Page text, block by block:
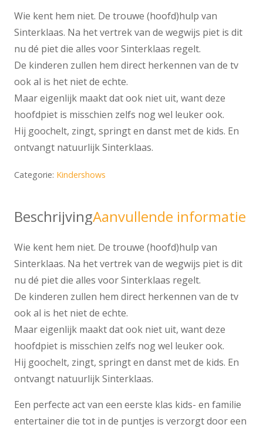
Wie kent hem niet. De trouwe (hoofd)hulp van
Sinterklaas. Na het vertrek van de wegwijs piet is dit
nu dé piet die alles voor Sinterklaas regelt.
De kinderen zullen hem direct herkennen van de tv
ook al is het niet de echte.
Maar eigenlijk maakt dat ook niet uit, want deze
hoofdpiet is misschien zelfs nog wel leuker ook.
Hij goochelt, zingt, springt en danst met de kids. En
ontvangt natuurlijk Sinterklaas.
Categorie: Kindershows
BeschrijvingAanvullende informatie
Wie kent hem niet. De trouwe (hoofd)hulp van
Sinterklaas. Na het vertrek van de wegwijs piet is dit
nu dé piet die alles voor Sinterklaas regelt.
De kinderen zullen hem direct herkennen van de tv
ook al is het niet de echte.
Maar eigenlijk maakt dat ook niet uit, want deze
hoofdpiet is misschien zelfs nog wel leuker ook.
Hij goochelt, zingt, springt en danst met de kids. En
ontvangt natuurlijk Sinterklaas.
Een perfecte act van een eerste klas kids- en familie
entertainer die tot in de puntjes is verzorgt door een